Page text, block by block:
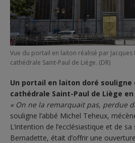
Vue du portail en laiton réalisé par
cathédrale Saint-Paul de Liège. (DR)
Un portail en laiton doré souligne
cathédrale Saint-Paul de Liège
« On ne la remarquait pas, perdue
souligne l’abbé Michel Teheux,
L’intention de l’ecclésiastique et de
Bernadette, était d’offrir une